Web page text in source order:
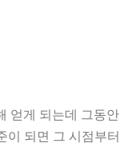
얻게 되는데 그동안
이 되면 그 시점부터